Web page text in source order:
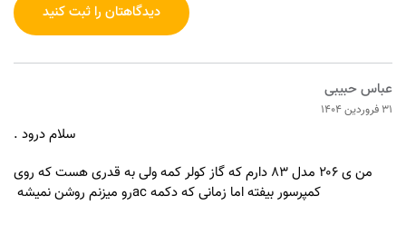
دیدگاهتان را ثبت کنید
عباس حبیبی
31 فروردین 1404
سلام درود .
من ی ۲۰۶ مدل ۸۳ دارم که گاز کولر کمه ولی به قدری هست که روی
کمپرسور بیفته اما زمانی که دکمه acرو میزنم روشن نمیشه